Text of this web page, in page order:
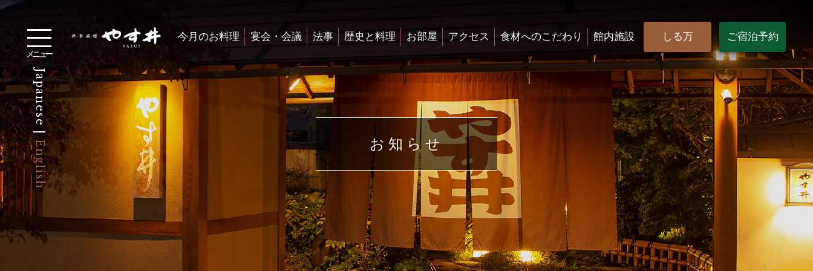
メニュー
今月のお料理 宴会・会議 法事 歴史と料理 お部屋 アクセス 食材へのこだわり 館内施設 しる万 ご宿泊予約
Japanese |
English お知らせ